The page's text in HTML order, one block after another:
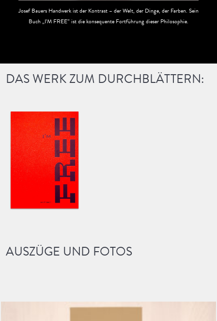
Josef Bauers Handwerk ist der Kontrast – der Welt, der Dinge, der Farben. Sein
Buch „I’M FREE” ist die konsequente Fortführung dieser Philosophie.
DAS WERK ZUM DURCHBLÄTTERN:
AUSZÜGE UND FOTOS